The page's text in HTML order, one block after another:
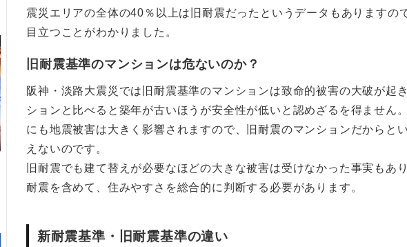
震災エリアの全体の40％以上は旧耐震だったというデータもありますの
目立つことがわかりました。
旧耐震基準のマンションは危ないのか？
阪神・淡路大震災では旧耐震基準のマンションは致命的被害の大破が起
ションと比べると築年が古いほうが安全性が低いと認めざるを得ません
にも地震被害は大きく影響されますので、旧耐震のマンションだからと
えないのです。
旧耐震でも建て替えが必要なほどの大きな被害は受けなかった事実もあ
耐震を含めて、住みやすさを総合的に判断する必要があります。
新耐震基準・旧耐震基準の違い